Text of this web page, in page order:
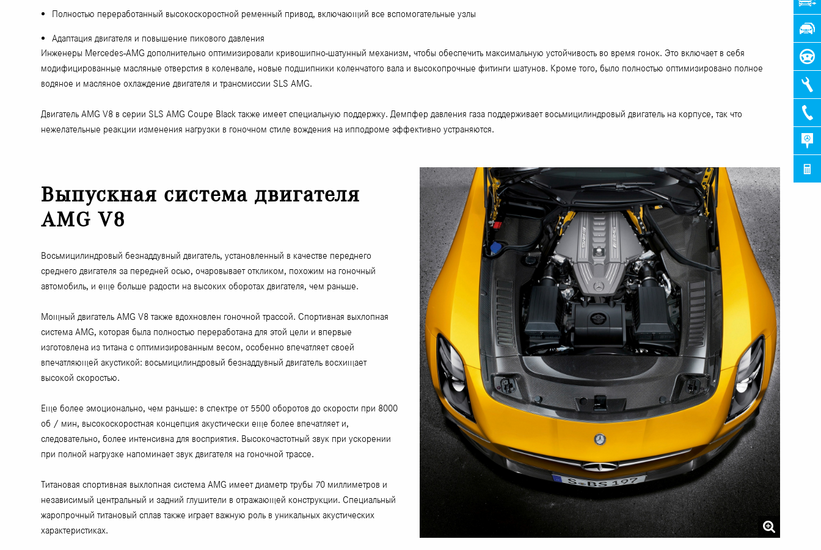
Полностью переработанный высокоскоростной ременный привод, включающий все вспомогательные узлы
Адаптация двигателя и повышение пикового давления
Инженеры Mercedes-AMG дополнительно оптимизировали кривошипно-шатунный механизм, чтобы обеспечить максимальную устойчивость во время гонок. Это включает в себя
модифицированные масляные отверстия в коленвале, новые подшипники коленчатого вала и высокопрочные фитинги шатунов. Кроме того, было полностью оптимизировано полное
водяное и масляное охлаждение двигателя и трансмиссии SLS AMG.
Двигатель AMG V8 в серии SLS AMG Coupe Black также имеет специальную поддержку. Демпфер давления газа поддерживает восьмицилиндровый двигатель на корпусе, так что
нежелательные реакции изменения нагрузки в гоночном стиле вождения на ипподроме эффективно устраняются.
Выпускная система двигателя
AMG V8
Восьмицилиндровый безнаддувный двигатель, установленный в качестве переднего
среднего двигателя за передней осью, очаровывает откликом, похожим на гоночный
автомобиль, и еще больше радости на высоких оборотах двигателя, чем раньше.
Мощный двигатель AMG V8 также вдохновлен гоночной трассой. Спортивная выхлопная
система AMG, которая была полностью переработана для этой цели и впервые
изготовлена ​​из титана с оптимизированным весом, особенно впечатляет своей
впечатляющей акустикой: восьмицилиндровый безнаддувный двигатель восхищает
высокой скоростью.
Еще более эмоционально, чем раньше: в спектре от 5500 оборотов до скорости при 8000
об / мин, высокоскоростная концепция акустически еще более впечатляет и,
следовательно, более интенсивна для восприятия. Высокочастотный звук при ускорении
при полной нагрузке напоминает звук двигателя на гоночной трассе.
Титановая спортивная выхлопная система AMG имеет диаметр трубы 70 миллиметров и
независимый центральный и задний глушители в отражающей конструкции. Специальный
жаропрочный титановый сплав также играет важную роль в уникальных акустических
характеристиках.